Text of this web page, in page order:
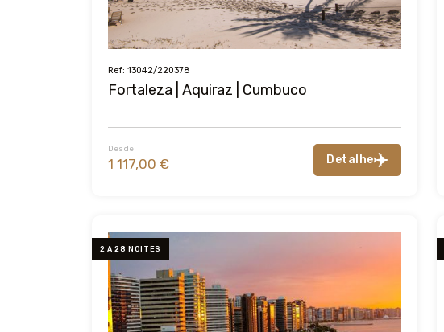
Ref: 13042/220378
Fortaleza | Aquiraz | Cumbuco
Desde
1 117,00 € Detalhe
2 A 28 NOITES